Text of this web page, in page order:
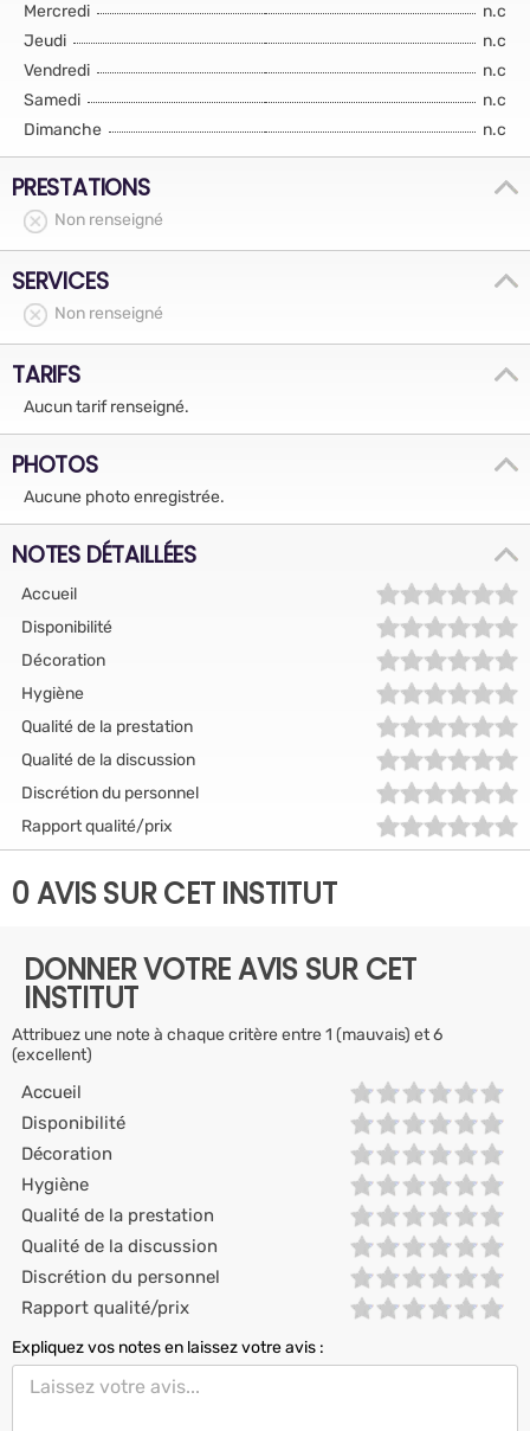
Mercredi
n.c
Jeudi
n.c
Vendredi
n.c
Samedi
n.c
Dimanche
n.c
PRESTATIONS
Non renseigné
SERVICES
Non renseigné
TARIFS
Aucun tarif renseigné.
PHOTOS
Aucune photo enregistrée.
NOTES DÉTAILLÉES
Accueil
Disponibilité
Décoration
Hygiène
Qualité de la prestation
Qualité de la discussion
Discrétion du personnel
Rapport qualité/prix
0 AVIS SUR CET INSTITUT
DONNER VOTRE AVIS SUR CET
INSTITUT
Attribuez une note à chaque critère entre 1 (mauvais) et 6
(excellent)
Accueil
Disponibilité
Décoration
Hygiène
Qualité de la prestation
Qualité de la discussion
Discrétion du personnel
Rapport qualité/prix
Expliquez vos notes en laissez votre avis :